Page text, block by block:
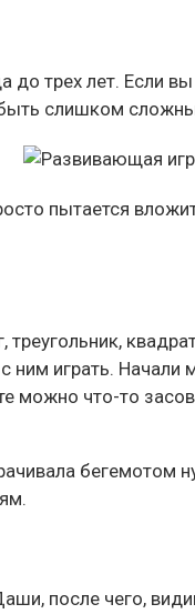
трех лет. Если
быть слишком
пытается
играть. Начали
можно что-то
после чего,